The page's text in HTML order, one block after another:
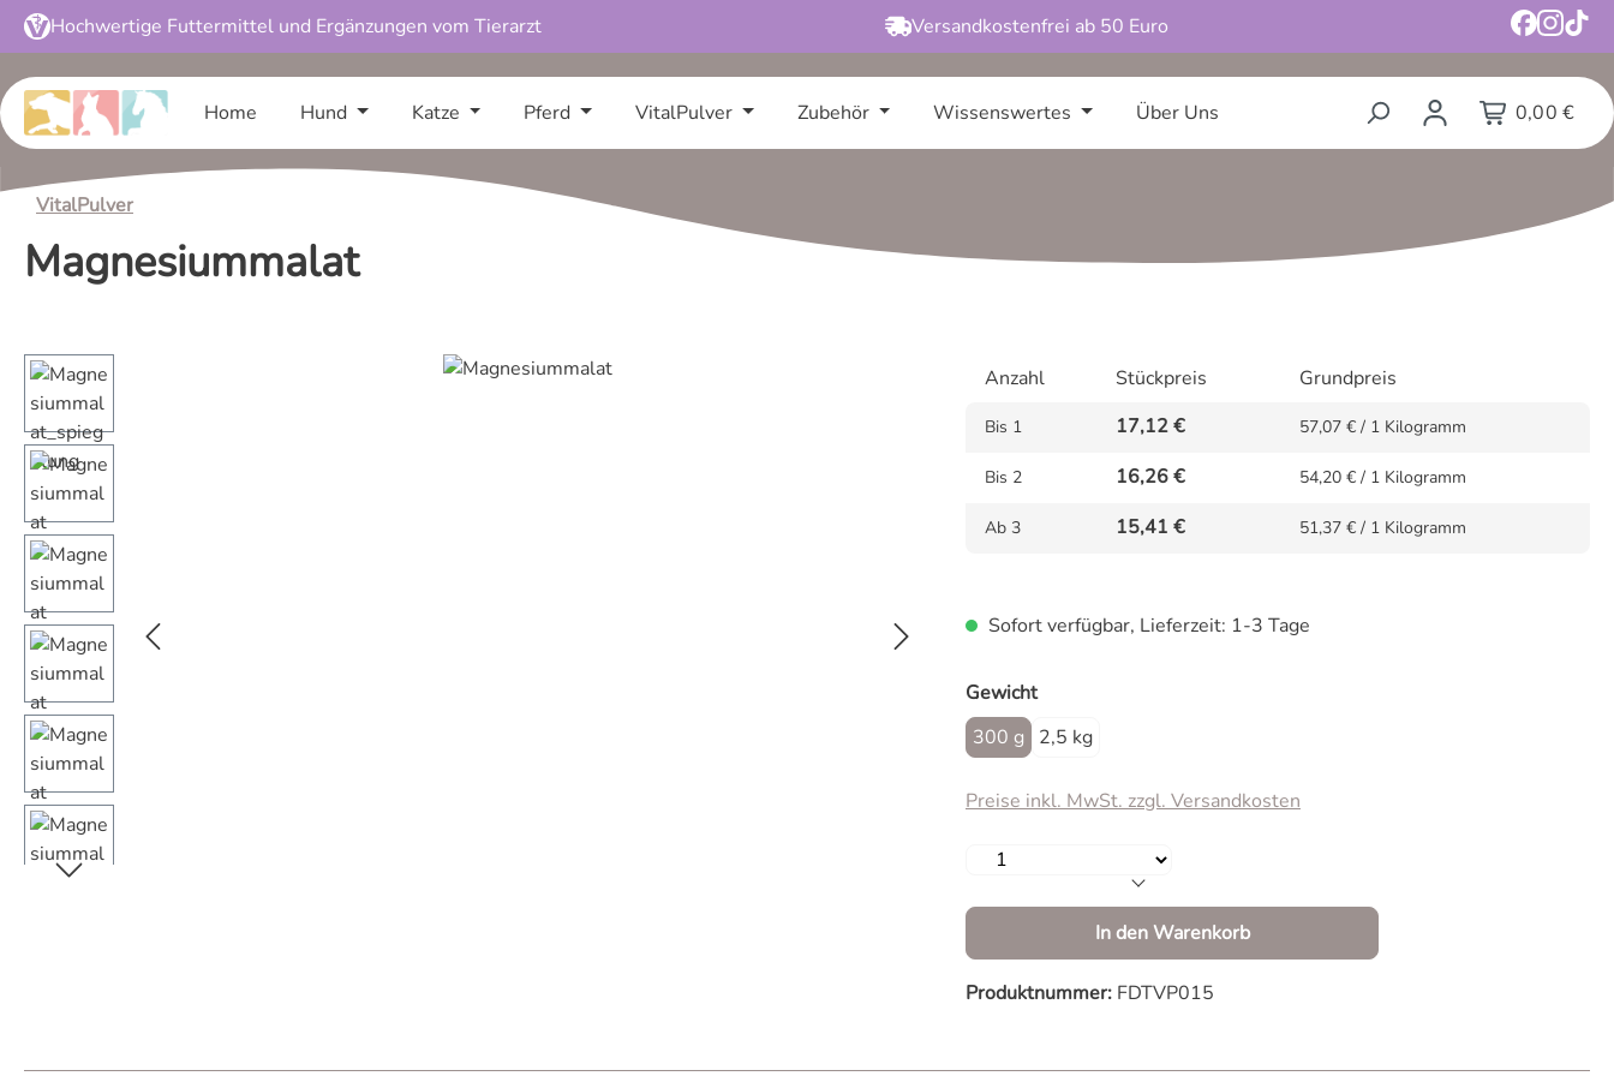
Hauptinhalt springen
Zur Suche springen
Zur Hauptnavigation springen
Hochwertige Futtermittel und Ergänzungen vom Tierarzt Versandkostenfrei ab 50 Euro
Home Hund Katze Pferd VitalPulver Zubehör Wissenswertes Über Uns 0,00 €
VitalPulver
Magnesiummalat
Bildergalerie überspringen Anzahl Stückpreis Grundpreis
Bis 1 17,12 € 57,07 € / 1 Kilogramm
Bis 2 16,26 € 54,20 € / 1 Kilogramm
Ab 3 15,41 € 51,37 € / 1 Kilogramm
Sofort verfügbar, Lieferzeit: 1-3 Tage
Gewichtauswählen
300 g
2,5 kg
Preise inkl. MwSt. zzgl. Versandkosten
Produkt Anzahl: Gib den gewünschten Wert ein
In den Warenkorb
Produktnummer: FDTVP015